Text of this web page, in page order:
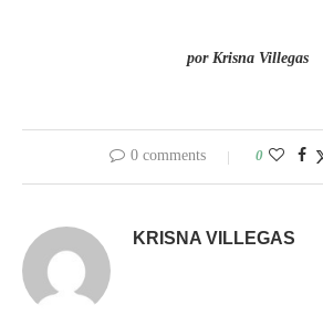
por Krisna Villegas
0 comments 0
KRISNA VILLEGAS